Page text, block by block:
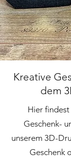
Kreative
dem
Hier
Geschenk-
unserem 3D-
Geschenk